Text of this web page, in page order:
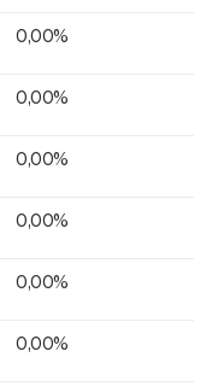
0,00%
0,00%
0,00%
0,00%
0,00%
0,00%